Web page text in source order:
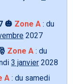
🎃 Zone A : du
2027
Zone A : du
3 janvier 2028
A : du samedi